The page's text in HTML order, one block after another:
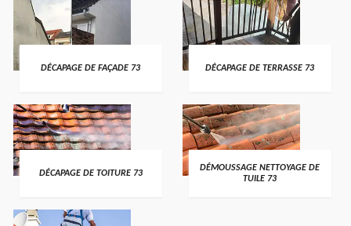
DÉCAPAGE DE FAÇADE 73 DÉCAPAGE DE TERRASSE 73
DÉCAPAGE DE TOITURE 73
DÉMOUSSAGE NETTOYAGE DE
TUILE 73